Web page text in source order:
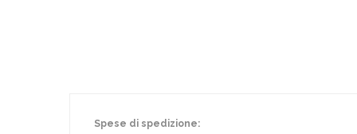
Spese di spedizione: